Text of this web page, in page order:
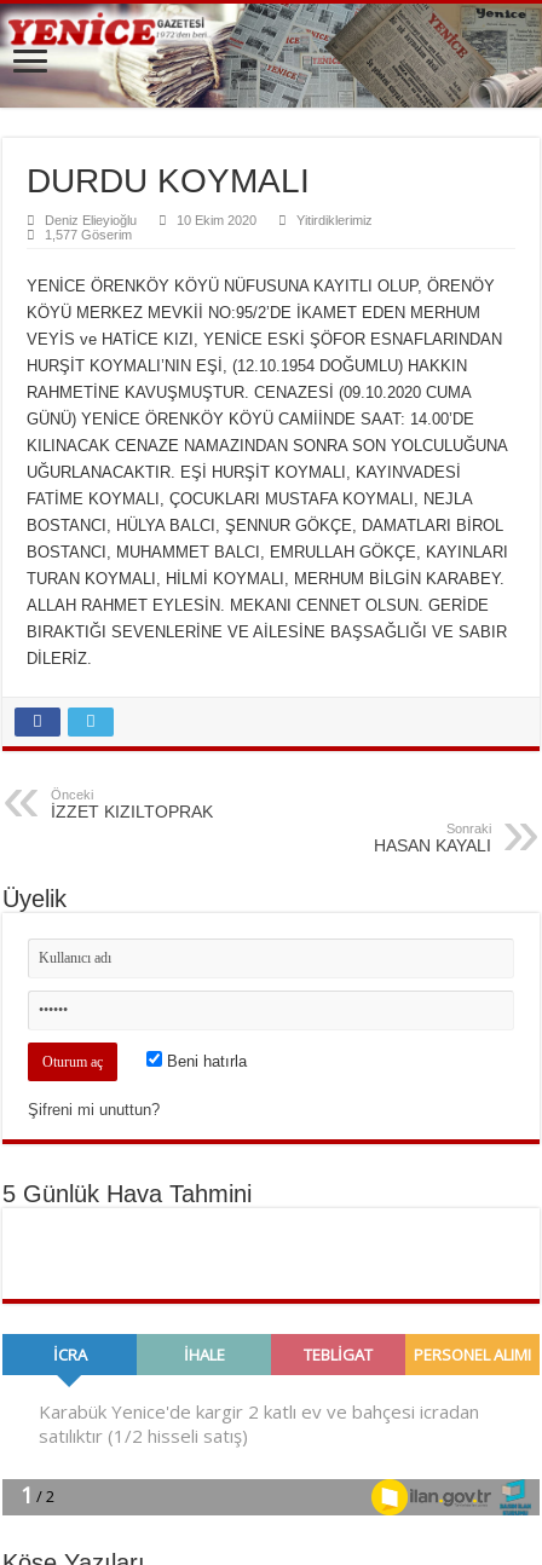
DURDU KOYMALI
Deniz Elieyioğlu 10 Ekim 2020
Yitirdiklerimiz
1,577 Göserim
YENİCE ÖRENKÖY KÖYÜ NÜFUSUNA KAYITLI OLUP, ÖRENÖY
KÖYÜ MERKEZ MEVKİİ NO:95/2’DE İKAMET EDEN MERHUM
VEYİS ve HATİCE KIZI, YENİCE ESKİ ŞÖFOR ESNAFLARINDAN
HURŞİT KOYMALI’NIN EŞİ, (12.10.1954 DOĞUMLU) HAKKIN
RAHMETİNE KAVUŞMUŞTUR. CENAZESİ (09.10.2020 CUMA
GÜNÜ) YENİCE ÖRENKÖY KÖYÜ CAMİİNDE SAAT: 14.00’DE
KILINACAK CENAZE NAMAZINDAN SONRA SON YOLCULUĞUNA
UĞURLANACAKTIR. EŞİ HURŞİT KOYMALI, KAYINVADESİ
FATİME KOYMALI, ÇOCUKLARI MUSTAFA KOYMALI, NEJLA
BOSTANCI, HÜLYA BALCI, ŞENNUR GÖKÇE, DAMATLARI BİROL
BOSTANCI, MUHAMMET BALCI, EMRULLAH GÖKÇE, KAYINLARI
TURAN KOYMALI, HİLMİ KOYMALI, MERHUM BİLGİN KARABEY.
ALLAH RAHMET EYLESİN. MEKANI CENNET OLSUN. GERİDE
BIRAKTIĞI SEVENLERİNE VE AİLESİNE BAŞSAĞLIĞI VE SABIR
DİLERİZ.
Önceki
İZZET KIZILTOPRAK
Sonraki
HASAN KAYALI
Üyelik
Beni hatırla
Şifreni mi unuttun?
5 Günlük Hava Tahmini